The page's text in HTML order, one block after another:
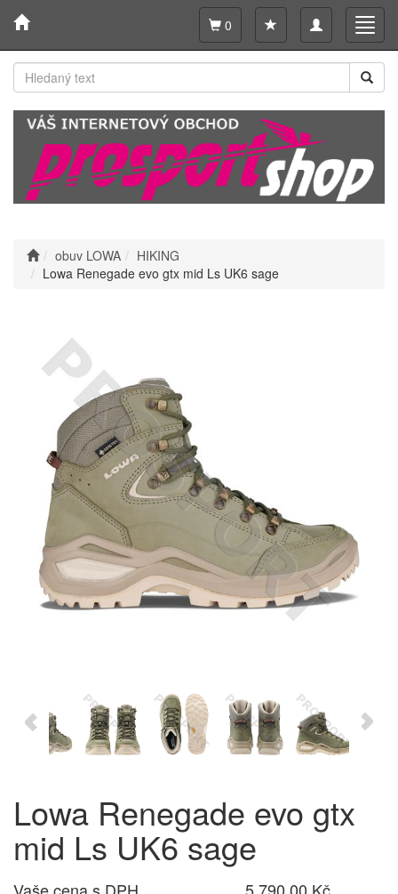
Toggle
navigation
0
obuv LOWA
HIKING
Lowa Renegade evo gtx mid Ls UK6 sage
Lowa Renegade evo gtx
mid Ls UK6 sage